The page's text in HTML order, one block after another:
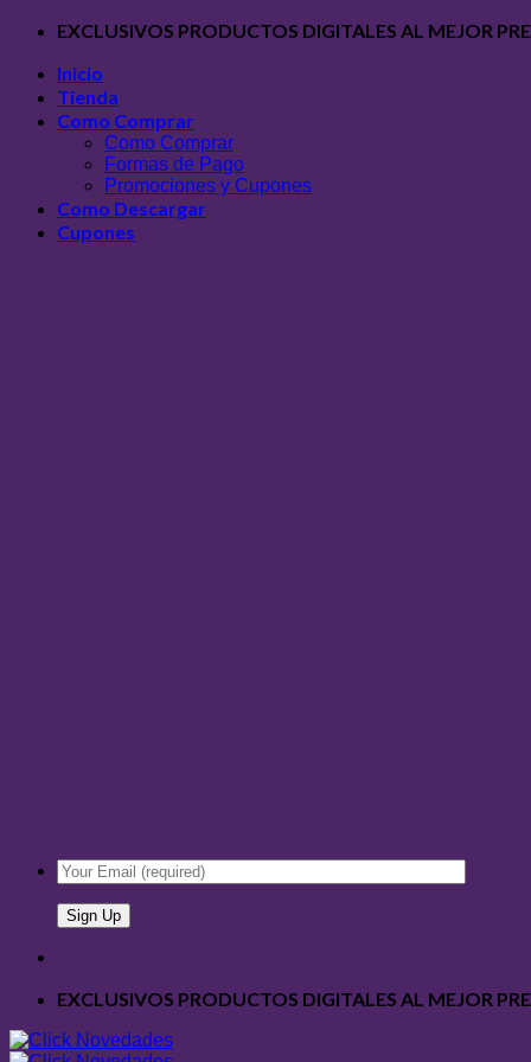
Saltar
contenido
EXCLUSIVOS PRODUCTOS DIGITALES AL MEJOR
Inicio
Tienda
Como Comprar
Como Comprar
Formas de Pago
Promociones y Cupones
Como Descargar
Cupones
EXCLUSIVOS PRODUCTOS DIGITALES AL MEJOR